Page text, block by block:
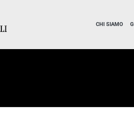
CHI SIAMO